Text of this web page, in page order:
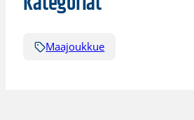
Maajoukkue